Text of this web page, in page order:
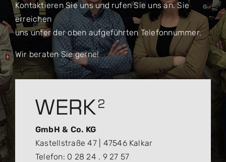
Kontaktieren Sie uns und rufen Sie uns an. Sie
erreichen
uns unter der oben aufgeführten Telefonnummer.
Wir beraten Sie gerne!
GmbH & Co. KG
Kastellstraße 47 | 47546 Kalkar
Telefon: 0 28 24 . 9 27 57